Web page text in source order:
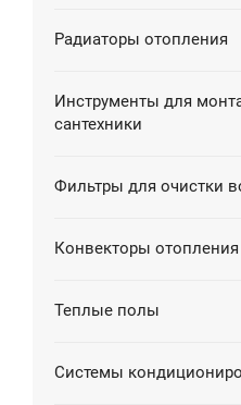
Радиаторы отопления
Инструменты для
сантехники
Фильтры для очистки
Конвекторы отопления
Теплые полы
Системы